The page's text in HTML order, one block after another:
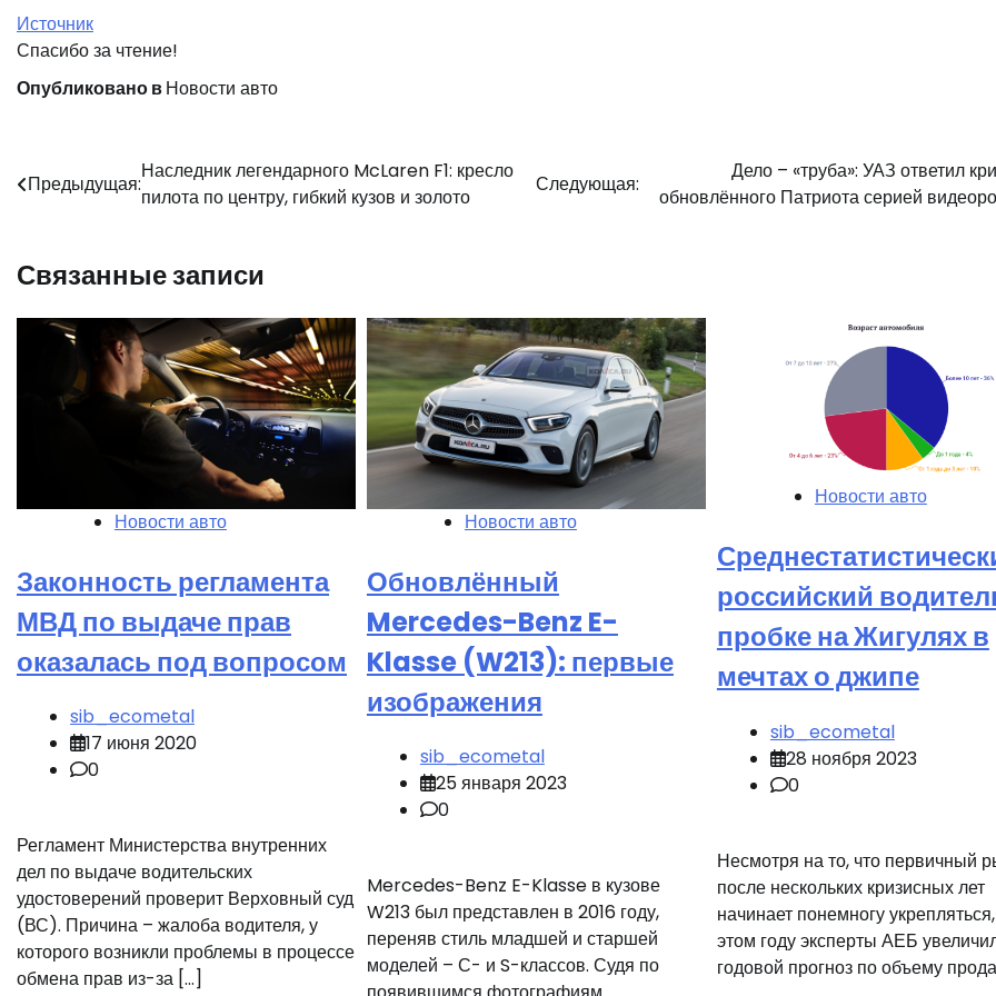
Источник
Спасибо за чтение!
Опубликовано вНовости авто
Навигация
записям
Предыдущая:
Наследник легендарного McLaren F1: кресло
пилота по центру, гибкий кузов и золото
Следующая:
Дело – «труба»: УАЗ ответил
обновлённого Патриота серией
Связанные записи
Новости авто
Законность регламента
МВД по выдаче прав
оказалась под вопросом
sib_ecometal
17 июня 2020
0
Регламент Министерства внутренних
дел по выдаче водительских
удостоверений проверит Верховный суд
(ВС). Причина – жалоба водителя, у
которого возникли проблемы в процессе
обмена прав из-за […]
Новости авто
Обновлённый
Mercedes-Benz E-
Klasse (W213): первые
изображения
sib_ecometal
25 января 2023
0
Mercedes-Benz E-Klasse в кузове
W213 был представлен в 2016 году,
переняв стиль младшей и старшей
моделей – С- и S-классов. Судя по
Новости авто
российский
пробке на Жигулях в
мечтах о джипе
sib_ecometal
28 ноября 2023
0
Несмотря на то, что первичный
после нескольких кризисных лет
начинает понемногу
этом году эксперты АЕБ
годовой прогноз по объему